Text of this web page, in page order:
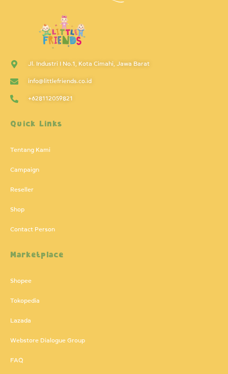
Jl. Industri I No.1, Kota Cimahi, Jawa Barat
info@littlefriends.co.id
+628112059821
Quick Links
Tentang Kami
Campaign
Reseller
Shop
Contact Person
Marketplace
Shopee
Tokopedia
Lazada
Webstore Dialogue Group
FAQ